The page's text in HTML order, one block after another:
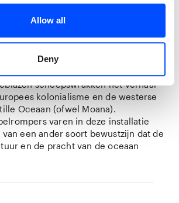
Allow all
Deny
speciaal voor BredaPhoto de site-
scheepswrakken het verhaal
kolonialisme en de westerse
Oceaan (ofwel Moana).
varen in deze installatie
een ander soort bewustzijn dat de
en de pracht van de oceaan